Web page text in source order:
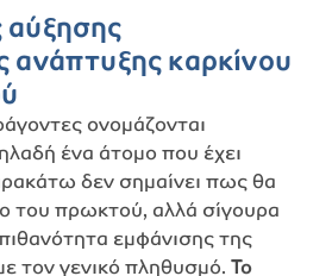
ανάπτυξης καρκίνου
ονομάζονται
ένα άτομο που έχει
δεν σημαίνει πως θα
του πρωκτού, αλλά σίγουρα
εμφάνισης της
τον γενικό πληθυσμό.Το